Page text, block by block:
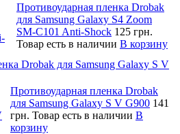
Противоударная пленка Drobak
для Samsung Galaxy S4 Zoom
SM-C101 Anti-Shock 125 грн.
Товар есть в наличии В корзину
Drobak для Samsung Galaxy S V
Противоударная пленка Drobak
для Samsung Galaxy S V G900 141
грн. Товар есть в наличии В
корзину